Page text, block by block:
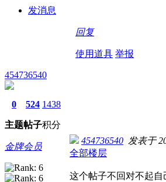
发消息
回复
使用道具 举报
454736540
0
主题
524
帖子
1438
积分
金牌会员
454736540 发表于
全部楼层
这个帖子不回对不起自